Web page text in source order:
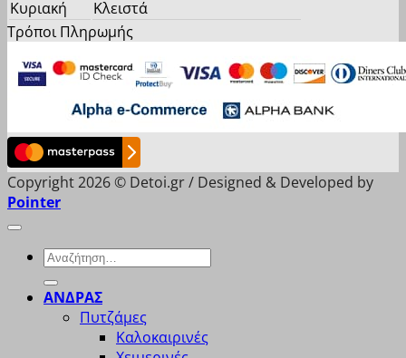
Κυριακή
Κλειστά
Τρόποι Πληρωμής
Copyright 2026 © Detoi.gr / Designed & Developed by
Pointer
Αναζήτηση
για:
ΑΝΔΡΑΣ
Πυτζάμες
Καλοκαιρινές